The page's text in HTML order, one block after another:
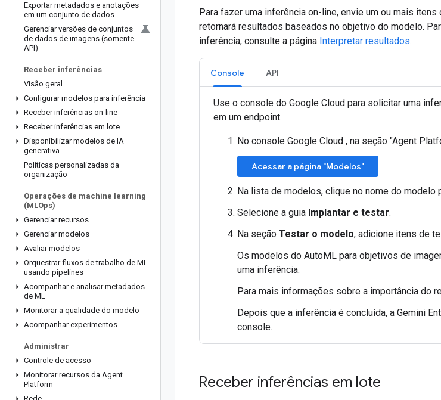
Exportar metadados e anotações
em um conjunto de dados
Gerenciar versões de conjuntos
de dados de imagens (somente
API)
Receber inferências
Visão geral
Configurar modelos para inferência
Receber inferências on-line
Receber inferências em lote
Disponibilizar modelos de IA
generativa
Políticas personalizadas da
organização
Operações de machine learning
(MLOps)
Gerenciar recursos
Gerenciar modelos
Avaliar modelos
Orquestrar fluxos de trabalho de ML
usando pipelines
Acompanhar e analisar metadados
de ML
Monitorar a qualidade do modelo
Acompanhar experimentos
Administrar
Controle de acesso
Monitorar recursos da Agent
Platform
Para fazer uma inferência on-line, envie um ou mais
retornará resultados baseados no objetivo do modelo.
inferência, consulte a página Interpretar resultados.
Console API
Use o console do Google Cloud para solicitar uma
em um endpoint.
No console Google Cloud , na seção "Agent
Acessar a página "Modelos"
Na lista de modelos, clique no nome do modelo
Selecione a guia Implantar e testar.
Na seção Testar o modelo, adicione itens de
Os modelos do AutoML para objetivos de
uma inferência.
Para mais informações sobre a importância do
Depois que a inferência é concluída, a Gemini
console.
Receber inferências em lote